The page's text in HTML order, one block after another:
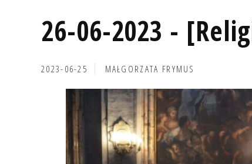
26-06-2023 -
2023-06-25 MAŁGORZATA FRYMUS